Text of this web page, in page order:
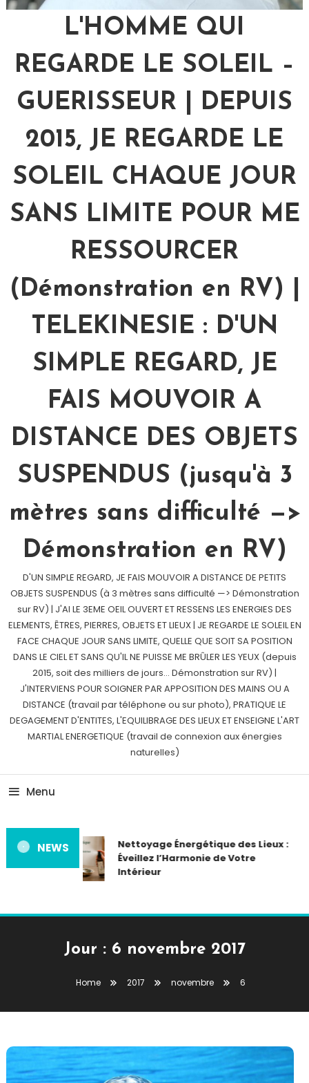
L'HOMME QUI
REGARDE LE SOLEIL –
GUERISSEUR | DEPUIS
2015, JE REGARDE LE
SOLEIL CHAQUE JOUR
SANS LIMITE POUR ME
RESSOURCER
(Démonstration en RV) |
TELEKINESIE : D'UN
SIMPLE REGARD, JE
FAIS MOUVOIR A
DISTANCE DES OBJETS
SUSPENDUS (jusqu'à 3
mètres sans difficulté —>
Démonstration en RV)
D'UN SIMPLE REGARD, JE FAIS MOUVOIR A DISTANCE DE PETITS
OBJETS SUSPENDUS (à 3 mètres sans difficulté —> Démonstration
sur RV) | J'AI LE 3EME OEIL OUVERT ET RESSENS LES ENERGIES DES
ELEMENTS, ÊTRES, PIERRES, OBJETS ET LIEUX | JE REGARDE LE SOLEIL EN
FACE CHAQUE JOUR SANS LIMITE, QUELLE QUE SOIT SA POSITION
DANS LE CIEL ET SANS QU'IL NE PUISSE ME BRÛLER LES YEUX (depuis
2015, soit des milliers de jours… Démonstration sur RV) |
J'INTERVIENS POUR SOIGNER PAR APPOSITION DES MAINS OU A
DISTANCE (travail par téléphone ou sur photo), PRATIQUE LE
DEGAGEMENT D'ENTITES, L'EQUILIBRAGE DES LIEUX ET ENSEIGNE L'ART
MARTIAL ENERGETIQUE (travail de connexion aux énergies
naturelles)
Menu
NEWS
Nettoyage Énergétique des Lieux :
Éveillez l’Harmonie de Votre
Intérieur
Jour : 6 novembre 2017
Home 2017 novembre 6